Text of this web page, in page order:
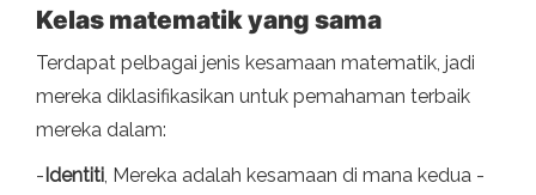
Kelas matematik yang sama
Terdapat pelbagai jenis kesamaan matematik, jadi
mereka diklasifikasikan untuk pemahaman terbaik
mereka dalam:
-Identiti , Mereka adalah kesamaan di mana kedua -